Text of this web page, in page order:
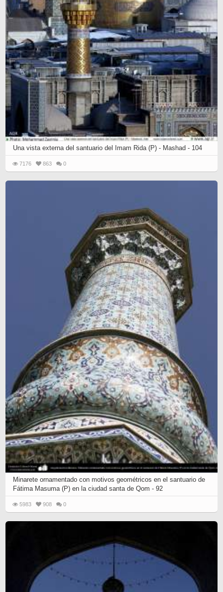
Una vista externa del santuario del Imam Rida (P) - Mashad - 104
7176 863 0
Minarete ornamentado con motivos geométricos en el santuario de
Fátima Masuma (P) en la ciudad santa de Qom - 92
5983 908 0